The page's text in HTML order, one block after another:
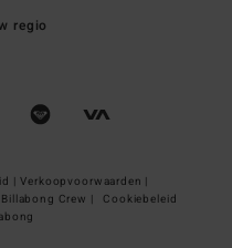
regio
| Verkoopvoorwaarden |
Crew |
Cookiebeleid